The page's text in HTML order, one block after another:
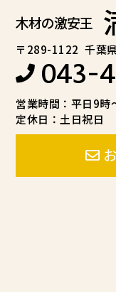
木材の激安王
〒289-1122千葉
043-
営業時間：平日9時
定休日：土日祝日